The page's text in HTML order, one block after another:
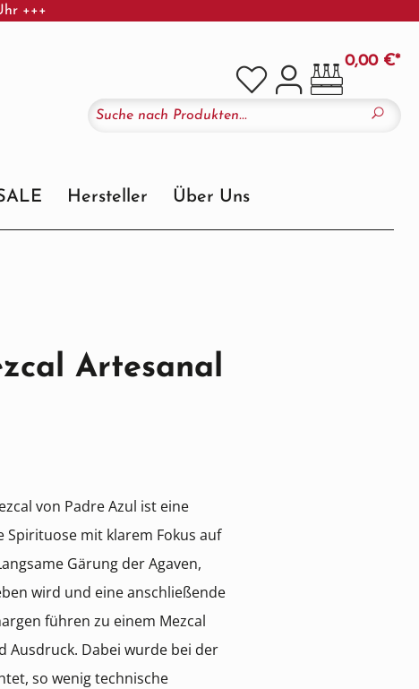
+++
0,00 €*
Hersteller Über Uns
Artesanal
von Padre Azul ist eine
mit klarem Fokus auf
Gärung der Agaven,
wird und eine anschließende
führen zu einem Mezcal
Ausdruck. Dabei wurde bei der
so wenig technische